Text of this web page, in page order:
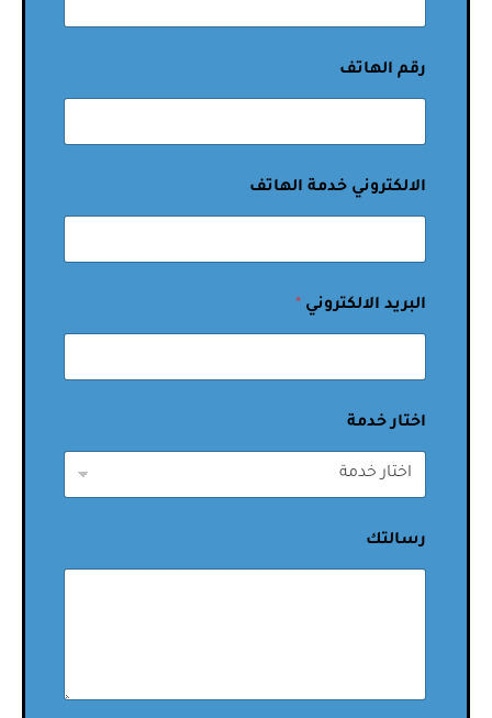
رقم الهاتف
الالكتروني خدمة الهاتف
البريد الالكتروني *
اختار خدمة
رسالتك